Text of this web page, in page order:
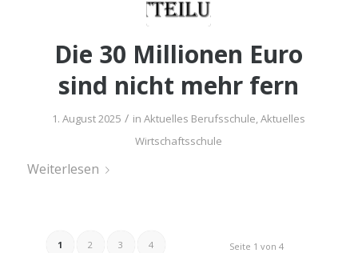
Die 30 Mil­lio­nen Euro
sind nicht mehr fern
1. August 2025 / inAktuelles Berufsschule,Aktuelles
Wirtschaftsschule
Wei­ter­le­sen
Seite 1 von 4
1 2 3 4